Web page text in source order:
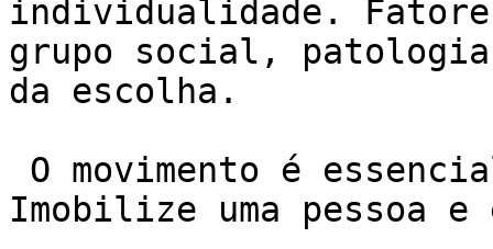
individualidade.
grupo social,
da escolha.
Imobilize uma pessoa e